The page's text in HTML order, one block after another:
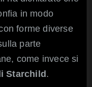
in modo
forme diverse
parte
come invece si
Starchild.